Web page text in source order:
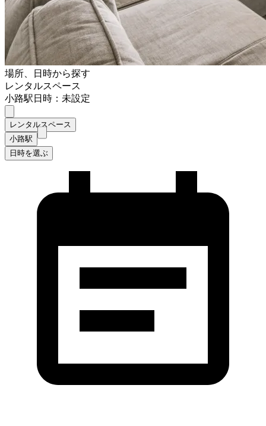
場所、日時から探す
レンタルスペース
小路駅日時：未設定
レンタルスペース
小路駅
日時を選ぶ